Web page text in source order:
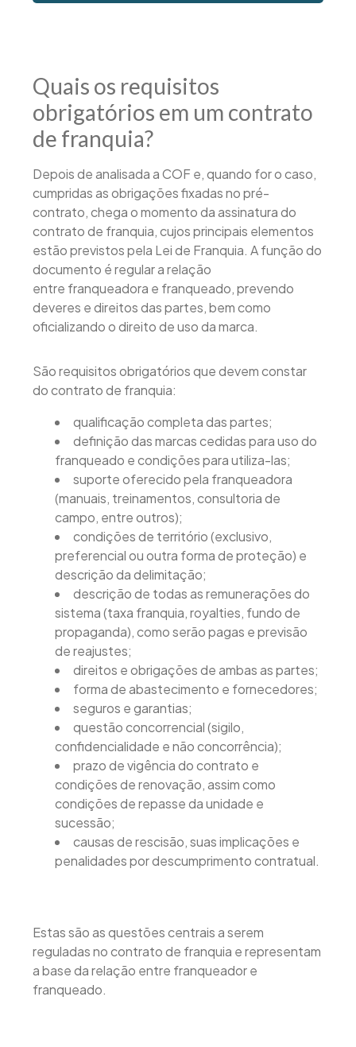
Quais os requisitos
obrigatórios em um contrato
de franquia?
Depois de analisada a COF e, quando for o caso,
cumpridas as obrigações fixadas no pré-
contrato, chega o momento da assinatura do
contrato de franquia, cujos principais elementos
estão previstos pela Lei de Franquia. A função do
documento é regular a relação
entre franqueadora e franqueado, prevendo
deveres e direitos das partes, bem como
oficializando o direito de uso da marca.
São requisitos obrigatórios que devem constar
do contrato de franquia:
qualificação completa das partes;
definição das marcas cedidas para uso do
franqueado e condições para utiliza-las;
suporte oferecido pela franqueadora
(manuais, treinamentos, consultoria de
campo, entre outros);
condições de território (exclusivo,
preferencial ou outra forma de proteção) e
descrição da delimitação;
descrição de todas as remunerações do
sistema (taxa franquia, royalties, fundo de
propaganda), como serão pagas e previsão
de reajustes;
direitos e obrigações de ambas as partes;
forma de abastecimento e fornecedores;
seguros e garantias;
questão concorrencial (sigilo,
confidencialidade e não concorrência);
prazo de vigência do contrato e
condições de renovação, assim como
condições de repasse da unidade e
sucessão;
causas de rescisão, suas implicações e
penalidades por descumprimento contratual.
Estas são as questões centrais a serem
reguladas no contrato de franquia e representam
a base da relação entre franqueador e
franqueado.